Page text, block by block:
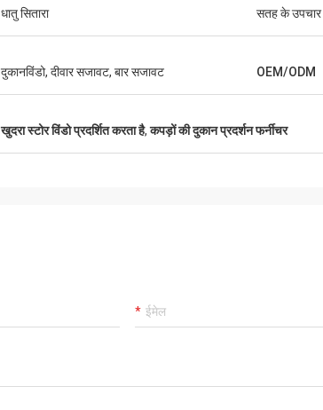
धातु सितारा सतह के उपचार
दुकानविंडो, दीवार सजावट, बार सजावट OEM/ODM
खुदरा स्टोर विंडो प्रदर्शित करता है,कपड़ों की दुकान प्रदर्शन फर्नीचर